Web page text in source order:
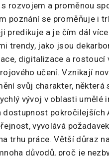
rozvojem a proměnou
poznání se proměňuje i
predikuje a je čím dál
trendy, jako jsou
digitalizace a rostoucí
učení. Vznikají
svůj charakter, některá
vývoj v oblasti umělé
dostupnost pokročilejších
vyvolává
trhu práce. Větší důraz
důvodů, proč je